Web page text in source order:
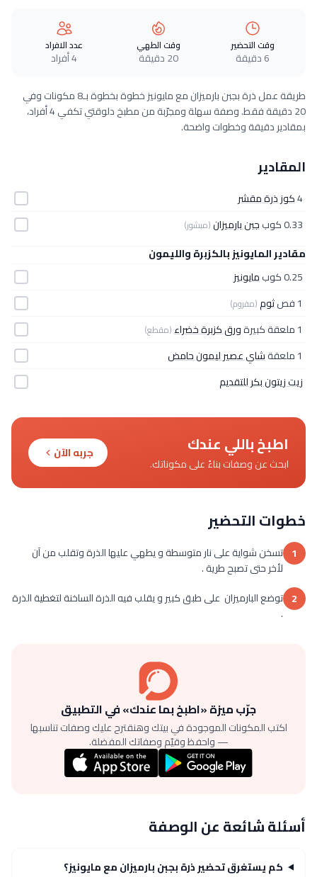
وقت التحضير
6 دقيقة
وقت الطهي
20 دقيقة
عدد الافراد
4 أفراد
طريقة عمل ذرة بجبن بارميزان مع مايونيز خطوة بخطوة بـ8 مكونات وفي
20 دقيقة فقط. وصفة سهلة ومجرّبة من مطبخ دلوقتي تكفي 4 أفراد،
بمقادير دقيقة وخطوات واضحة.
المقادير
4كوز ذرة مقشر
0.33 كوب
جبن بارميزان(مبشور)
مقادير المايونيز بالكزبرة والليمون
0.25 كوب
مايونيز
1 فص
ثوم(مفروم)
1 ملعقة كبيرة ورق كزبرة خضراء(مقطع)
1 ملعقة
شاي عصير ليمون حامض
زيت زيتون بكر للتقديم
اطبخ باللي عندك
ابحث عن وصفات بناءً على مكوناتك.
جربه الآن
خطوات التحضير
1 تسخن شواية على نار متوسطة و يطهي عليها الذرة وتقلب من آن
لأخر حتى تصبح طرية .
2 توضع البارميزان على طبق كبير و يقلب فيه الذرة الساخنة لتغطية الذرة
.
جرّب ميزة «اطبخ بما عندك» في التطبيق
اكتب المكونات الموجودة في بيتك وهنقترح عليك وصفات تناسبها
— واحفظ وقيّم وصفاتك المفضلة.
أسئلة شائعة عن الوصفة
كم يستغرق تحضير ذرة بجبن بارميزان مع مايونيز؟